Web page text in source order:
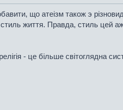
що атеiзм також э
життя. Правда, стиль цей
- це бiльше свiтоглядна